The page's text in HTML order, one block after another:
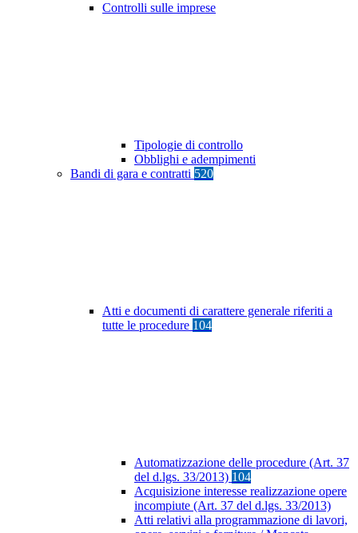
Controlli sulle imprese
Tipologie di controllo
Obblighi e adempimenti
Bandi di gara e contratti 520
Atti e documenti di carattere generale riferiti a
tutte le procedure 104
Automatizzazione delle procedure (Art. 37
del d.lgs. 33/2013) 104
Acquisizione interesse realizzazione opere
incompiute (Art. 37 del d.lgs. 33/2013)
Atti relativi alla programmazione di lavori,